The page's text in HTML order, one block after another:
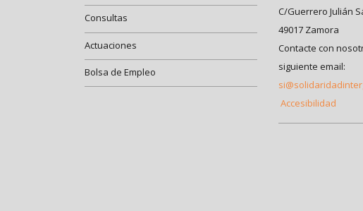
Consultas
Actuaciones
Bolsa de Empleo
C/Guerrero Julián
49017 Zamora
Contacte con
siguiente email:
Accesibilidad